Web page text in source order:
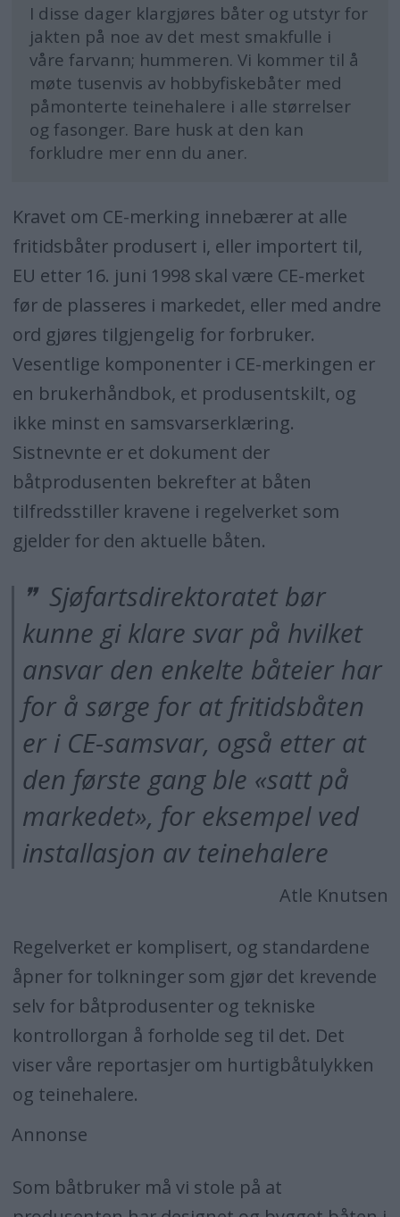
I disse dager klargjøres båter og utstyr for
jakten på noe av det mest smakfulle i
våre farvann; hummeren. Vi kommer til å
møte tusenvis av hobbyfiskebåter med
påmonterte teinehalere i alle størrelser
og fasonger. Bare husk at den kan
forkludre mer enn du aner.
Kravet om CE-merking innebærer at alle
fritidsbåter produsert i, eller importert til,
EU etter 16. juni 1998 skal være CE-merket
før de plasseres i markedet, eller med andre
ord gjøres tilgjengelig for forbruker.
Vesentlige komponenter i CE-merkingen er
en brukerhåndbok, et produsentskilt, og
ikke minst en samsvarserklæring.
Sistnevnte er et dokument der
båtprodusenten bekrefter at båten
tilfredsstiller kravene i regelverket som
gjelder for den aktuelle båten.
Sjøfartsdirektoratet bør
kunne gi klare svar på hvilket
ansvar den enkelte båteier har
for å sørge for at fritidsbåten
er i CE-samsvar, også etter at
den første gang ble «satt på
markedet», for eksempel ved
installasjon av teinehalere
Atle Knutsen
Regelverket er komplisert, og standardene
åpner for tolkninger som gjør det krevende
selv for båtprodusenter og tekniske
kontrollorgan å forholde seg til det. Det
viser våre reportasjer om hurtigbåtulykken
og teinehalere.
Annonse
Som båtbruker må vi stole på at